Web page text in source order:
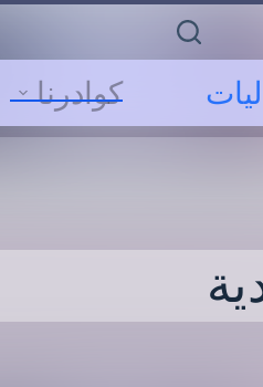
كوادرنا